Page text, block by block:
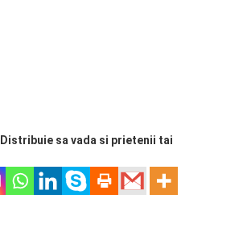
Distribuie sa vada si prietenii tai